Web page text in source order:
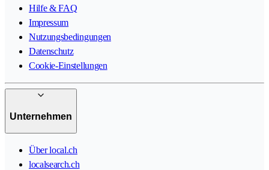
Hilfe & FAQ
Impressum
Nutzungsbedingungen
Datenschutz
Cookie-Einstellungen
Unternehmen
Über local.ch
localsearch.ch